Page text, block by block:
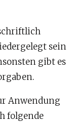
sein
gibt es
Anwendung
folgende